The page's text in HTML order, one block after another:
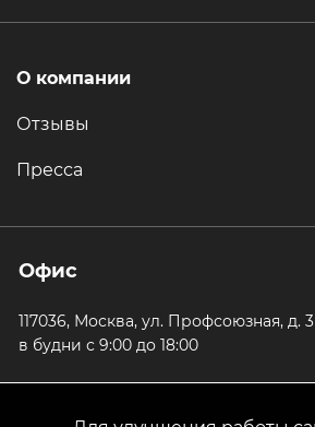
О компании
Отзывы
Пресса
Офис
117036, Москва, ул. Профсоюзная, д. 3
в будни с 9:00 до 18:00